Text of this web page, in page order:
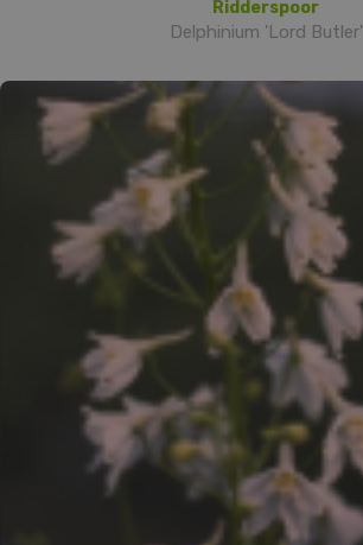
Ridderspoor
Delphinium 'Lord Butler'